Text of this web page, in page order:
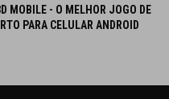
MOBILE - O MELHOR JOGO DE
PARA CELULAR ANDROID